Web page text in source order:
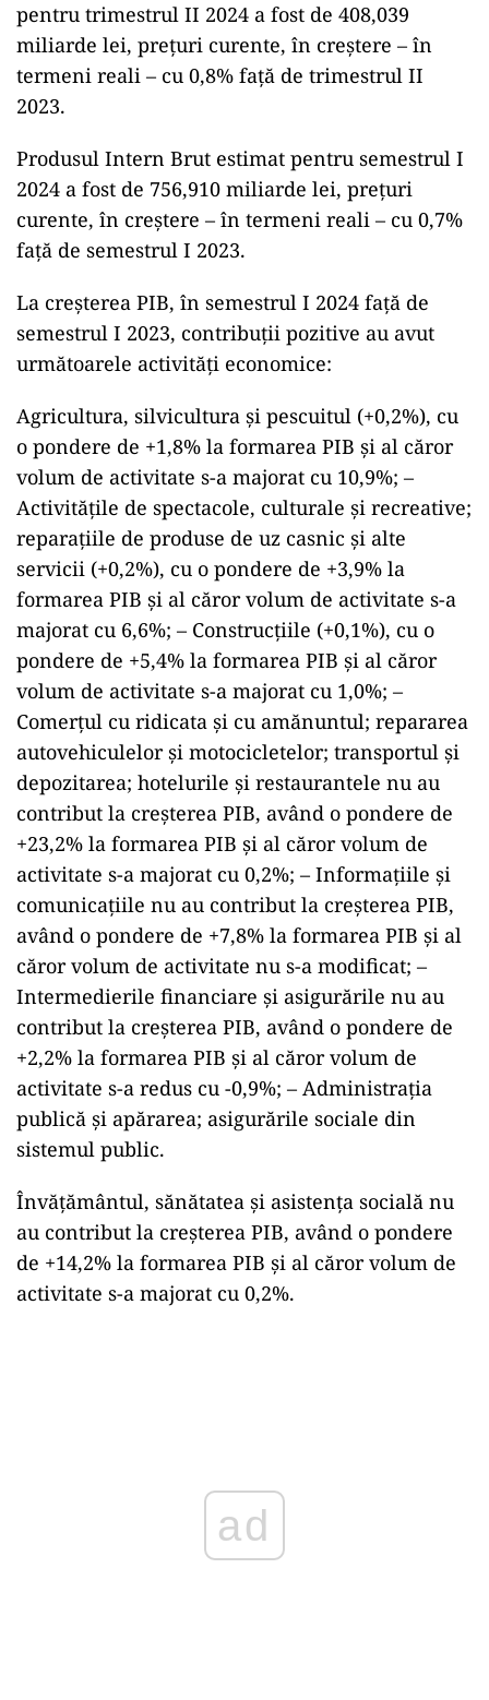
pentru trimestrul II 2024 a fost de 408,039
miliarde lei, preţuri curente, în creştere – în
termeni reali – cu 0,8% faţă de trimestrul II
2023.
Produsul Intern Brut estimat pentru semestrul I
2024 a fost de 756,910 miliarde lei, preţuri
curente, în creştere – în termeni reali – cu 0,7%
faţă de semestrul I 2023.
La creşterea PIB, în semestrul I 2024 faţă de
semestrul I 2023, contribuții pozitive au avut
următoarele activități economice:
Agricultura, silvicultura şi pescuitul (+0,2%), cu
o pondere de +1,8% la formarea PIB şi al căror
volum de activitate s-a majorat cu 10,9%; –
Activitățile de spectacole, culturale și recreative;
reparațiile de produse de uz casnic și alte
servicii (+0,2%), cu o pondere de +3,9% la
formarea PIB şi al căror volum de activitate s-a
majorat cu 6,6%; – Construcţiile (+0,1%), cu o
pondere de +5,4% la formarea PIB şi al căror
volum de activitate s-a majorat cu 1,0%; –
Comerţul cu ridicata și cu amănuntul; repararea
autovehiculelor şi motocicletelor; transportul şi
depozitarea; hotelurile şi restaurantele nu au
contribut la creşterea PIB, având o pondere de
+23,2% la formarea PIB şi al căror volum de
activitate s-a majorat cu 0,2%; – Informațiile și
comunicațiile nu au contribut la creşterea PIB,
având o pondere de +7,8% la formarea PIB şi al
căror volum de activitate nu s-a modificat; –
Intermedierile financiare şi asigurările nu au
contribut la creşterea PIB, având o pondere de
+2,2% la formarea PIB şi al căror volum de
activitate s-a redus cu -0,9%; – Administrația
publică și apărarea; asigurările sociale din
sistemul public.
Învățământul, sănătatea și asistența socială nu
au contribut la creşterea PIB, având o pondere
de +14,2% la formarea PIB şi al căror volum de
activitate s-a majorat cu 0,2%.
ad